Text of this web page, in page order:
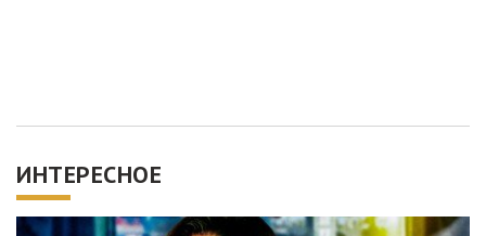
ИНТЕРЕСНОЕ